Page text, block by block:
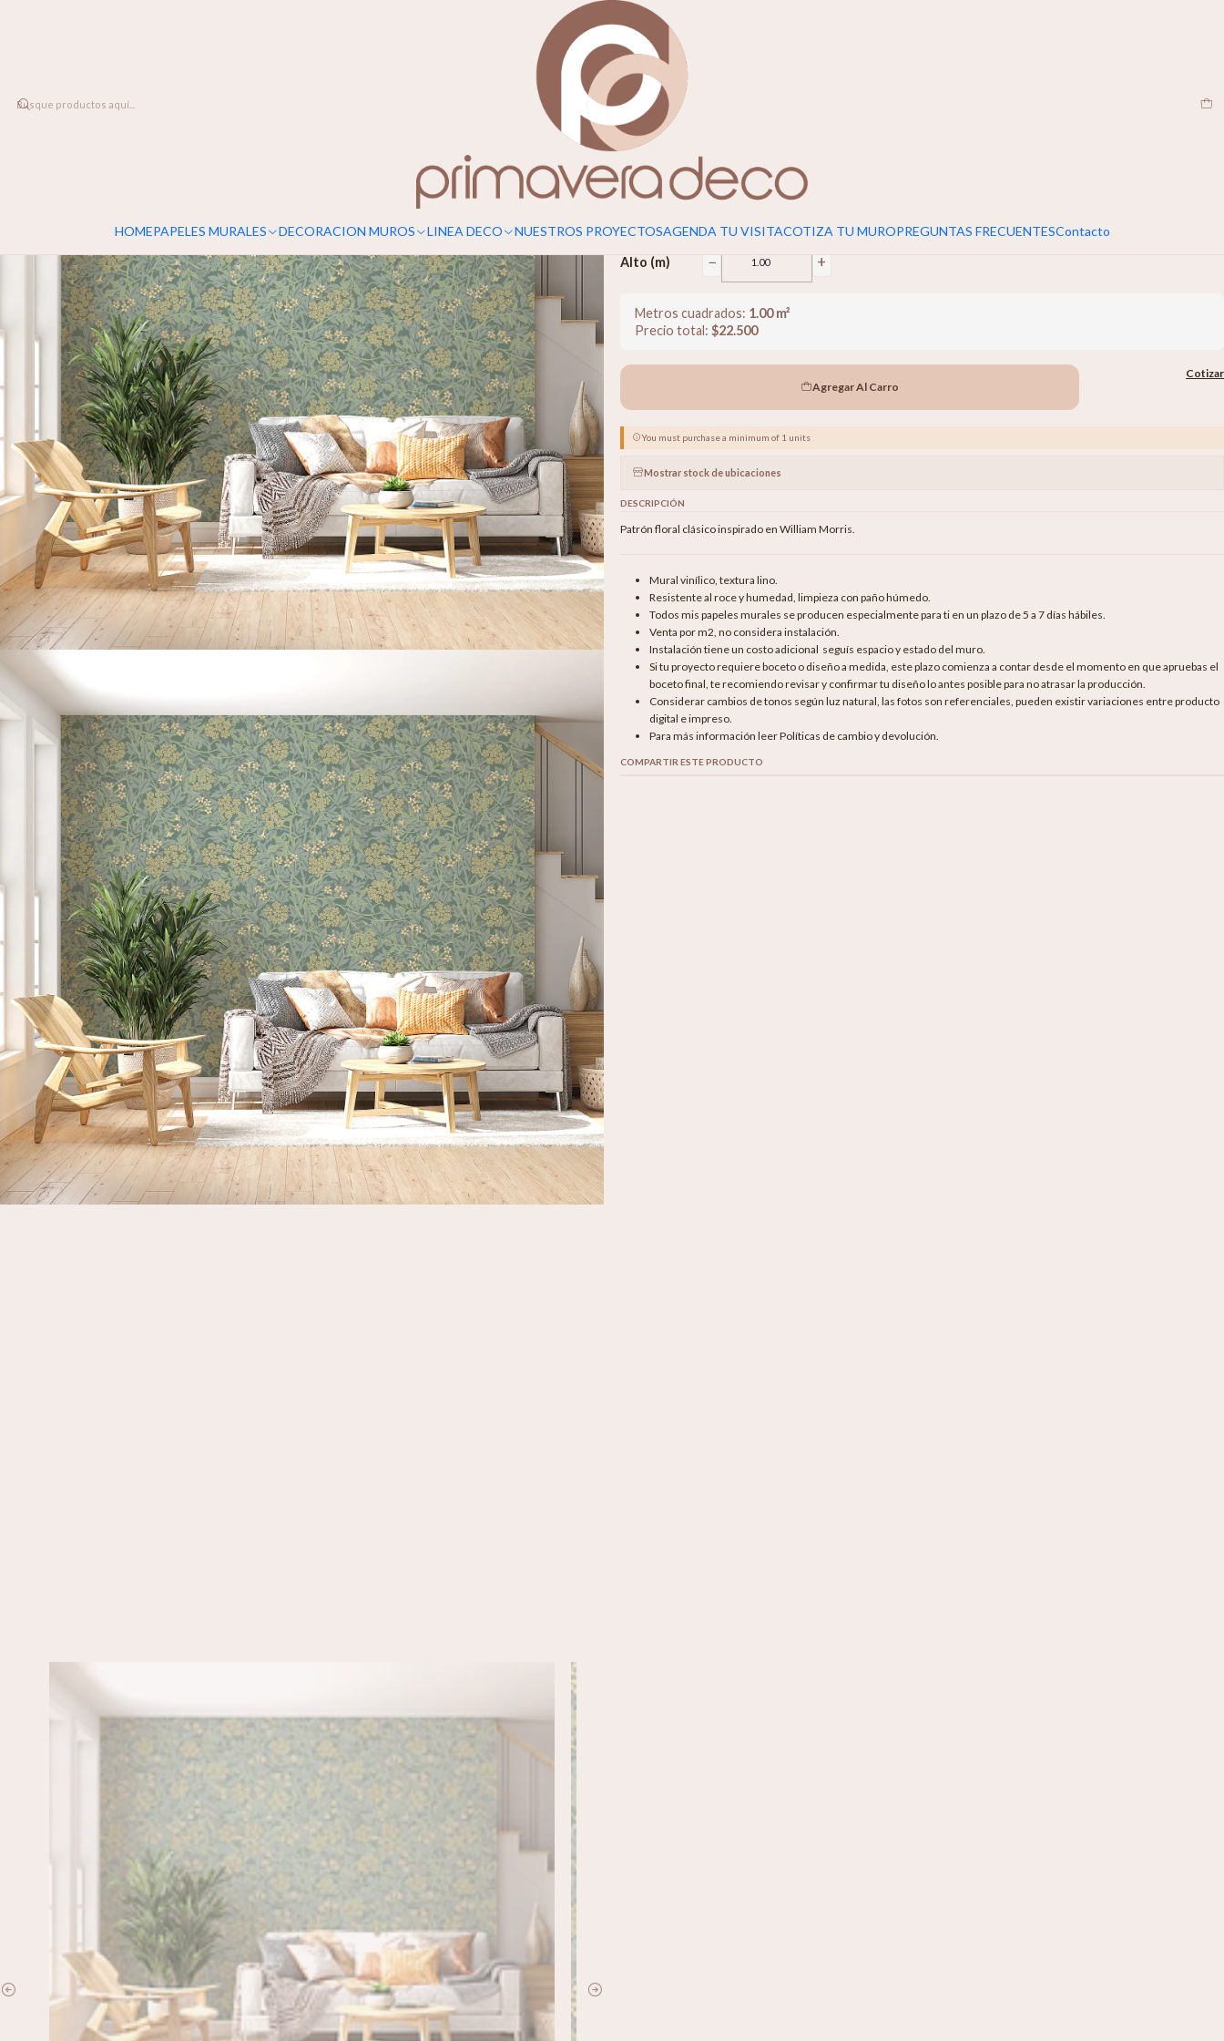
HOMEPAPELES MURALES DECORACION MUROS LINEA DECO NUESTROS PROYECTOSAGENDA TU VISITACOTIZA TU MUROPREGUNTAS FRECUENTESContacto
Para un calce perfecto, considerar sumar 5cm extra al ancho y alto de tu muro
Morris N.1
$22.500
Alto (m) − +
Metros cuadrados: 1.00m²
Precio total: $22.500
Agregar Al Carro
Cotizar
You must purchase a minimum of 1 units
Mostrar stock de ubicaciones
DESCRIPCIÓN
Patrón floral clásico inspirado en William Morris.
Mural vinílico, textura lino.
Resistente al roce y humedad, limpieza con paño húmedo.
Todos mis papeles murales se producen especialmente para ti en un plazo de 5 a 7 días hábiles.
Venta por m2, no considera instalación.
Instalación tiene un costo adicional seguís espacio y estado del muro.
Si tu proyecto requiere boceto o diseño a medida, este plazo comienza a contar desde el momento en que apruebas el
boceto final, te recomiendo revisar y confirmar tu diseño lo antes posible para no atrasar la producción.
Considerar cambios de tonos según luz natural, las fotos son referenciales, pueden existir variaciones entre producto
digital e impreso.
Para más información leer Políticas de cambio y devolución.
COMPARTIR ESTE PRODUCTO